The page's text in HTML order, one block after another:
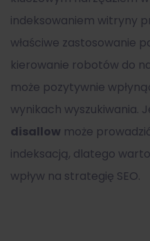
indeksowaniem witryny
właściwe zastosowanie
kierowanie robotów do
może pozytywnie
wynikach wyszukiwania.
disallow może
indeksacją, dlatego
wpływ na strategię SEO.